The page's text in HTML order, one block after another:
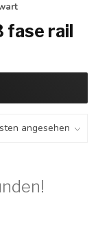
fase rail